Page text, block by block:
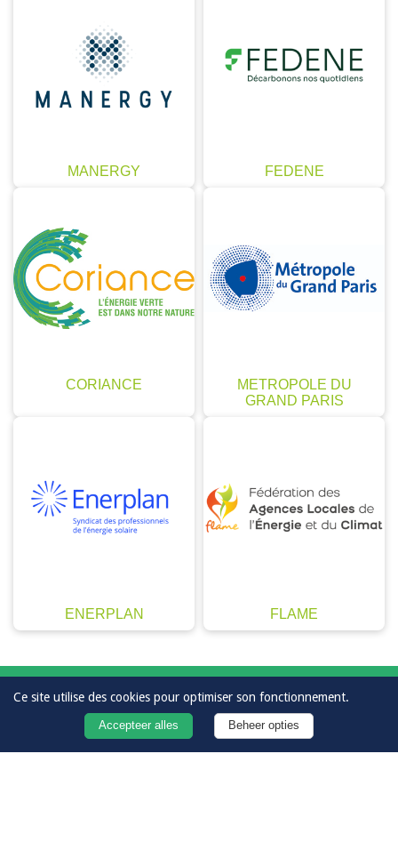
MANERGY FEDENE
CORIANCE
METROPOLE DU
GRAND PARIS
ENERPLAN FLAME
Kontakt
Ce site utilise des cookies pour optimiser son fonctionnement.
Accepteer alles Beheer opties